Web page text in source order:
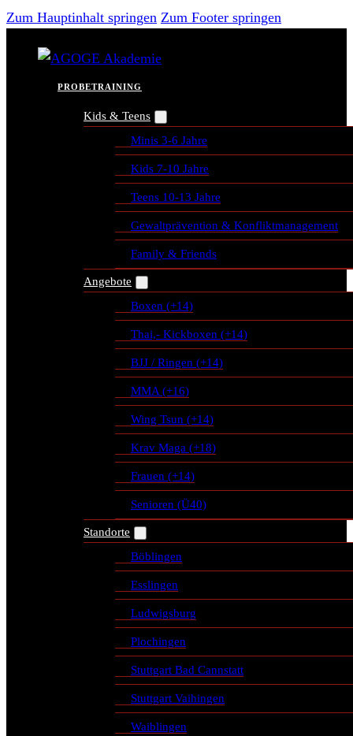
Zum Hauptinhalt springen Zum Footer springen
PROBETRAINING
Kids & Teens
Minis 3-6 Jahre
Kids 7-10 Jahre
Teens 10-13 Jahre
Gewaltprävention & Konfliktmanagement
Family & Friends
Angebote
Boxen (+14)
Thai,- Kickboxen (+14)
BJJ / Ringen (+14)
MMA (+16)
Wing Tsun (+14)
Krav Maga (+18)
Frauen (+14)
Senioren (Ü40)
Standorte
Böblingen
Esslingen
Ludwigsburg
Plochingen
Stuttgart Bad Cannstatt
Stuttgart Vaihingen
Waiblingen